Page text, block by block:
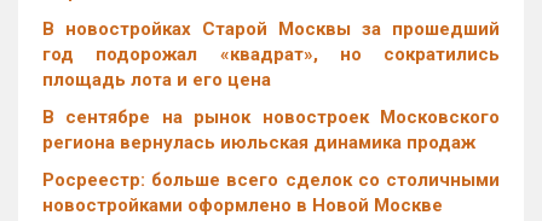
В новостройках Старой Москвы за прошедший
год подорожал «квадрат», но сократились
площадь лота и его цена
В сентябре на рынок новостроек Московского
региона вернулась июльская динамика продаж
Росреестр: больше всего сделок со столичными
новостройками оформлено в Новой Москве